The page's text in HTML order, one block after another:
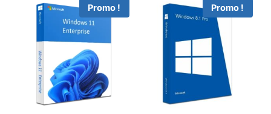
Promo ! Promo !